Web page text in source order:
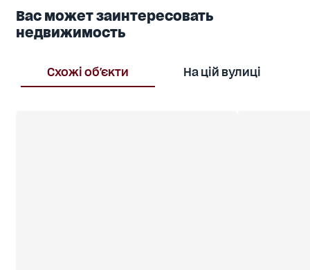
Вас может заинтересовать
недвижимость
Схожі об'єкти На цій вулиці